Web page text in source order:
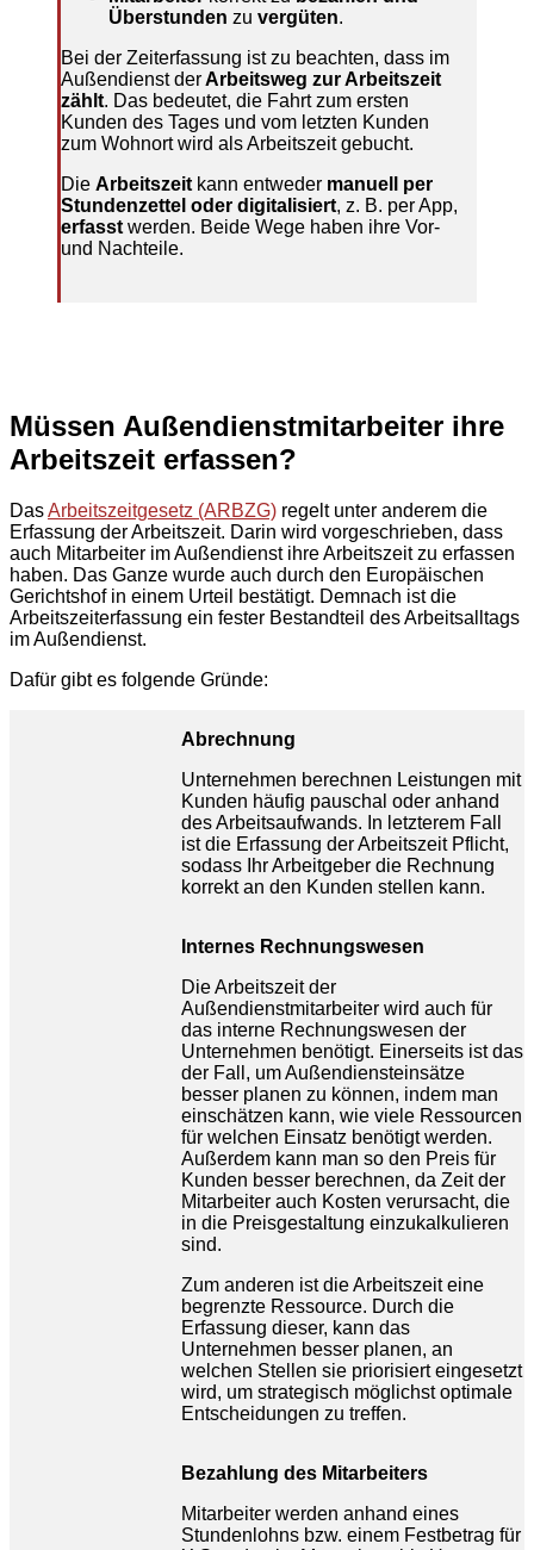
Überstunden zu vergüten.
Bei der Zeiterfassung ist zu beachten, dass im
Außendienst derArbeitsweg zur Arbeitszeit
zählt. Das bedeutet, die Fahrt zum ersten
Kunden des Tages und vom letzten Kunden
zum Wohnort wird als Arbeitszeit gebucht.
Die Arbeitszeit kann entweder manuell per
Stundenzettel oder digitalisiert, z. B. per App,
erfasst werden. Beide Wege haben ihre Vor-
und Nachteile.
Müssen Außendienstmitarbeiter ihre
Arbeitszeit erfassen?
DasArbeitszeitgesetz (ARBZG) regelt unter anderem die
Erfassung der Arbeitszeit. Darin wird vorgeschrieben, dass
auch Mitarbeiter im Außendienst ihre Arbeitszeit zu erfassen
haben. Das Ganze wurde auch durch den Europäischen
Gerichtshof in einem Urteil bestätigt. Demnach ist die
Arbeitszeiterfassung ein fester Bestandteil des Arbeitsalltags
im Außendienst.
Dafür gibt es folgende Gründe:
Abrechnung
Unternehmen berechnen Leistungen mit
Kunden häufig pauschal oder anhand
des Arbeitsaufwands. In letzterem Fall
ist die Erfassung der Arbeitszeit Pflicht,
sodass Ihr Arbeitgeber die Rechnung
korrekt an den Kunden stellen kann.
Internes Rechnungswesen
Die Arbeitszeit der
Außendienstmitarbeiter wird auch für
das interne Rechnungswesen der
Unternehmen benötigt. Einerseits ist das
der Fall, um Außendiensteinsätze
besser planen zu können, indem man
einschätzen kann, wie viele Ressourcen
für welchen Einsatz benötigt werden.
Außerdem kann man so den Preis für
Kunden besser berechnen, da Zeit der
Mitarbeiter auch Kosten verursacht, die
in die Preisgestaltung einzukalkulieren
sind.
Zum anderen ist die Arbeitszeit eine
begrenzte Ressource. Durch die
Erfassung dieser, kann das
Unternehmen besser planen, an
welchen Stellen sie priorisiert eingesetzt
wird, um strategisch möglichst optimale
Entscheidungen zu treffen.
Bezahlung des Mitarbeiters
Mitarbeiter werden anhand eines
Stundenlohns bzw. einem Festbetrag für